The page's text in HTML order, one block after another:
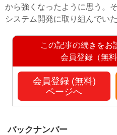
から強くなったように思う。
システム開発に取り組んでいた
この記事の続きをお
会員登録（無
会員登録 (無料)
ページへ
バックナンバー